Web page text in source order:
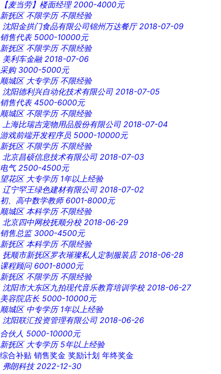
【麦当劳】楼面经理 2000-4000元
新抚区 不限学历 不限经验
沈阳金拱门食品有限公司锦州万达餐厅 2018-07-09
销售代表 5000-10000元
新抚区 不限学历 不限经验
美利车金融 2018-07-06
采购 3000-5000元
顺城区 大专学历 不限经验
沈阳德利兴自动化技术有限公司 2018-07-05
销售代表 4500-6000元
顺城区 不限学历 不限经验
上海比瑞吉宠物用品股份有限公司 2018-07-04
游戏前端开发程序员 5000-10000元
新抚区 不限学历 不限经验
北京昌硕信息技术有限公司 2018-07-03
电气 2500-4500元
望花区 大专学历 1年以上经验
辽宁罕王绿色建材有限公司 2018-07-02
初、高中数学教师 6001-8000元
顺城区 本科学历 不限经验
北京四中网校抚顺分校 2018-06-29
销售总监 3000-4500元
新抚区 本科学历 不限经验
抚顺市新抚区罗衣璀璨私人定制服装店 2018-06-28
课程顾问 6001-8000元
新抚区 不限学历 不限经验
沈阳市大东区九拍现代音乐教育培训学校 2018-06-27
美容院店长 5000-10000元
顺城区 中专学历 1年以上经验
沈阳联汇投资管理有限公司 2018-06-26
合伙人 5000-10000元
新抚区 大专学历 5年以上经验
综合补贴 销售奖金 奖励计划 年终奖金
弗朗科技 2022-12-30